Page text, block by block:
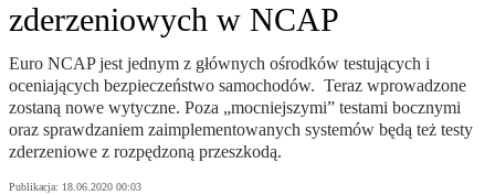
zderzeniowych w NCAP
Euro NCAP jest jednym z głównych ośrodków testujących i
oceniających bezpieczeństwo samochodów. Teraz wprowadzone
zostaną nowe wytyczne. Poza „mocniejszymi” testami bocznymi
oraz sprawdzaniem zaimplementowanych systemów będą też testy
zderzeniowe z rozpędzoną przeszkodą.
Publikacja: 18.06.2020 00:03